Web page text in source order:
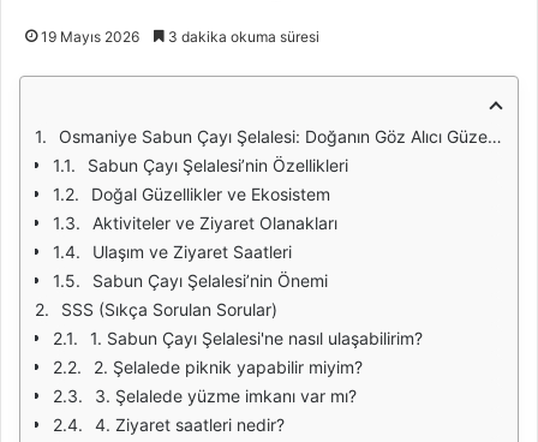
19 Mayıs 2026 3 dakika okuma süresi
Osmaniye Sabun Çayı Şelalesi: Doğanın Göz Alıcı Güzelliği
Sabun Çayı Şelalesi’nin Özellikleri
Doğal Güzellikler ve Ekosistem
Aktiviteler ve Ziyaret Olanakları
Ulaşım ve Ziyaret Saatleri
Sabun Çayı Şelalesi’nin Önemi
SSS (Sıkça Sorulan Sorular)
1. Sabun Çayı Şelalesi'ne nasıl ulaşabilirim?
2. Şelalede piknik yapabilir miyim?
3. Şelalede yüzme imkanı var mı?
4. Ziyaret saatleri nedir?